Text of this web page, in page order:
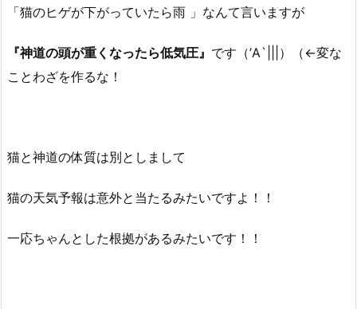
「猫のヒゲが下がっていたら雨 」なんて言いますが
『神道の頭が重くなったら低気圧』 です（’A`|||）（←変な
ことわざを作るな！
猫と神道の体質は別としまして
猫の天気予報は意外と当たるみたいですよ！！
一応ちゃんとした根拠があるみたいです！！